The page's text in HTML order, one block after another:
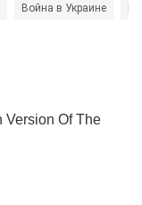
Война в Украине